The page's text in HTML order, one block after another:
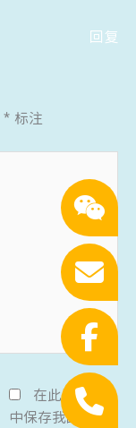
回复
* 标注
在此浏览器
中保存我的显示